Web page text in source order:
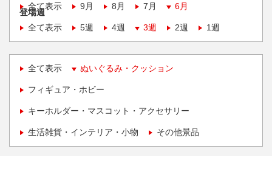
全て表示
9月 8月 7月 6月
登場週
全て表示
5週 4週 3週 2週 1週
全て表示 ぬいぐるみ・クッション
フィギュア・ホビー
キーホルダー・マスコット・アクセサリー
生活雑貨・インテリア・小物 その他景品